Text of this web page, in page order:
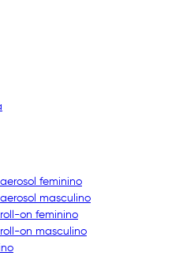
feminino
masculino
on feminino
on masculino